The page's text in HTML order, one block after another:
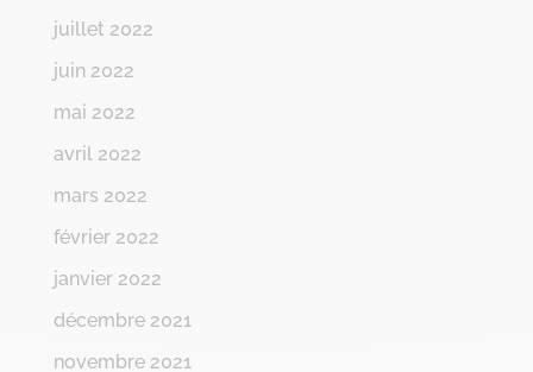
juillet 2022
juin 2022
mai 2022
avril 2022
mars 2022
février 2022
janvier 2022
décembre 2021
novembre 2021